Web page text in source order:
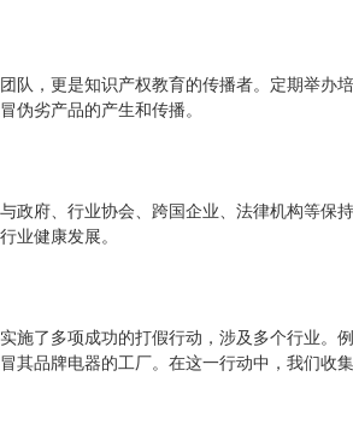
队，更是知识产权教育的传播者。定期举办
伪劣产品的产生和传播。
政府、行业协会、跨国企业、法律机构等保
业健康发展。
施了多项成功的打假行动，涉及多个行业。
其品牌电器的工厂。在这一行动中，我们收